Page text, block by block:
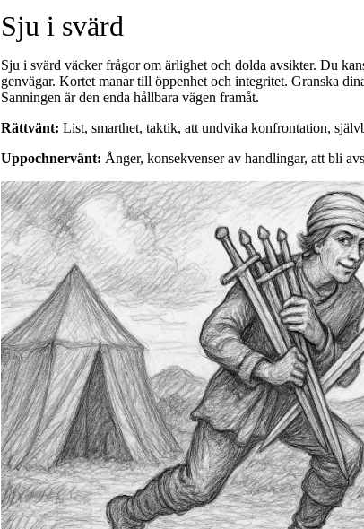
Sju i svärd
Sju i svärd väcker frågor om ärlighet och dolda avsikter. Du
genvägar. Kortet manar till öppenhet och integritet. Granska
Sanningen är den enda hållbara vägen framåt.
Rättvänt: List, smarthet, taktik, att undvika konfrontation,
Uppochnervänt: Ånger, konsekvenser av handlingar, att bli